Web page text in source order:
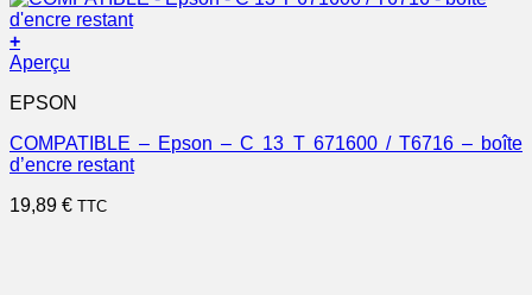
+
Aperçu
EPSON
COMPATIBLE – Epson – C 13 T 671600 / T6716 – boîte
d’encre restant
19,89 € TTC